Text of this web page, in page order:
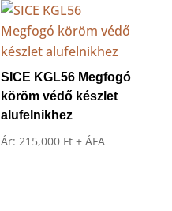
SICE KGL56 Megfogó
köröm védő készlet
alufelnikhez
Ár:215,000 Ft + ÁFA